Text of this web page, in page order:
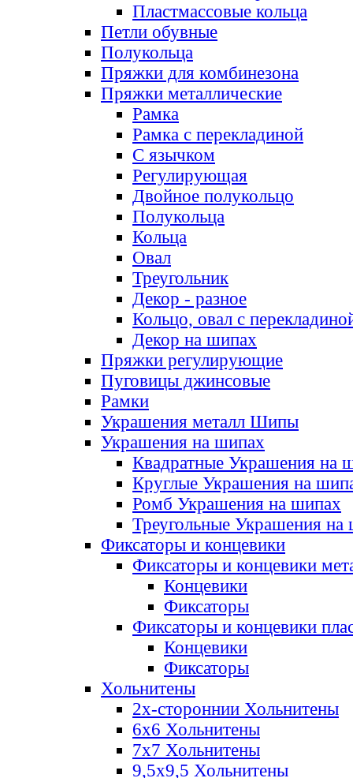
Пластмассовые кольца
Петли обувные
Полукольца
Пряжки для комбинезона
Пряжки металлические
Рамка
Рамка с перекладиной
С язычком
Регулирующая
Двойное полукольцо
Полукольца
Кольца
Овал
Треугольник
Декор - разное
Кольцо, овал с
Декор на шипах
Пряжки регулирующие
Пуговицы джинсовые
Рамки
Украшения металл Шипы
Украшения на шипах
Квадратные Украшения на
Круглые Украшения на
Ромб Украшения на шипах
Треугольные Украшения на
Фиксаторы и концевики
Фиксаторы и концевики
Концевики
Фиксаторы
Фиксаторы и концевики
Концевики
Фиксаторы
Хольнитены
2х-стороннии Хольнитены
6х6 Хольнитены
7х7 Хольнитены
9,5х9,5 Хольнитены